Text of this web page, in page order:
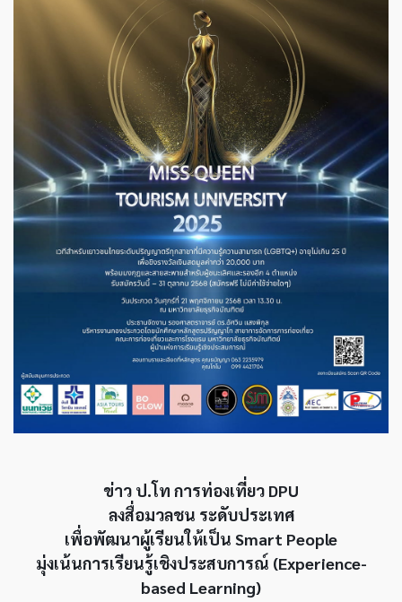
ข่าว ป.โท การท่องเที่ยว DPU
ลงสื่อมวลชน ระดับประเทศ
เพื่อพัฒนาผู้เรียนให้เป็น Smart People
มุ่งเน้นการเรียนรู้เชิงประสบการณ์ (Experience-
based Learning)